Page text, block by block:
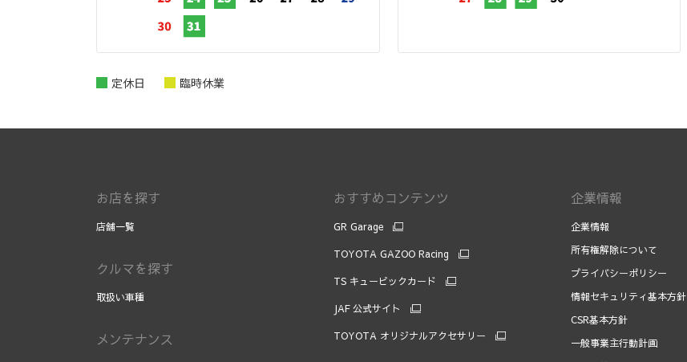
定休日 臨時休業
お店を探す
店舗一覧
クルマを探す
取扱い車種
メンテナンス
おすすめコンテンツ
GR Garage
TOYOTA GAZOO Racing
TS キュービックカード
JAF 公式サイト
TOYOTA オリジナルアクセサリー
企業情報
企業情報
所有権解除について
プライバシーポリシー
情報セキュリティ基本方針
CSR基本方針
一般事業主行動計画